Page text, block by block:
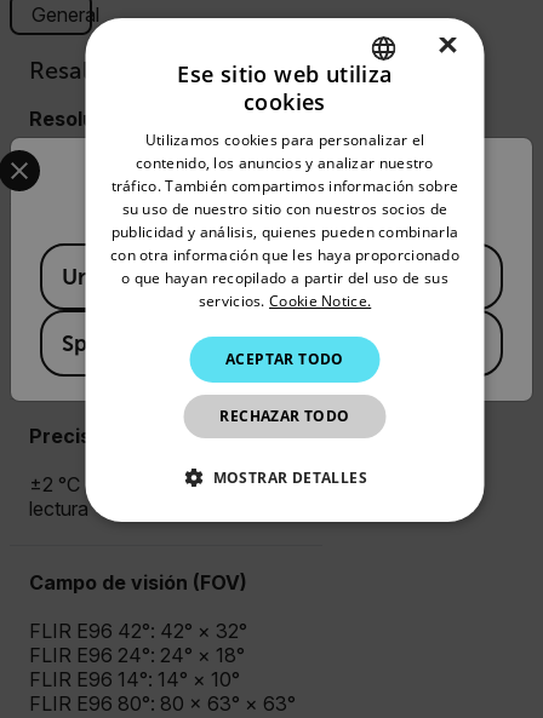
General
Resaltado
Resolución de IR
640 × 480 píxeles
Sensibilidad térmica/NETD
<30 mK, 42° a 30 °C (86 °F)
<40 mK, 24° a 30 °C (86 °F)
<50 mK, 14° a 30 °C (86 °F)
<30 mK, 80° a 30 °C (86 °F)
Precisión
±2 °C (±3,6 °F) o ±2 % de la
lectura
Campo de visión (FOV)
FLIR E96 42°: 42° × 32°
FLIR E96 24°: 24° × 18°
FLIR E96 14°: 14° × 10°
FLIR E96 80°: 80 × 63° × 63°
Confirm Location
Select your preferred country and language from the
Available Locations
United States
Spain
GERMAN
FRENCH
SPANISH
PORTUGUESE
KOREAN
JAPANESE
CHINESE
×
Ese sitio web utiliza
cookies
Utilizamos cookies para personalizar el
contenido, los anuncios y analizar nuestro
tráfico. También compartimos información sobre
su uso de nuestro sitio con nuestros socios de
publicidad y análisis, quienes pueden combinarla
con otra información que les haya proporcionado
o que hayan recopilado a partir del uso de sus
servicios. Cookie Notice.
ACEPTAR TODO
RECHAZAR TODO
MOSTRAR DETALLES
COOKIES ESTRICTAMENTE
COOKIES DE RENDIMIENTO
COOKIES DE PREFERENCIAS
COOKIES DE FUNCIONALIDAD